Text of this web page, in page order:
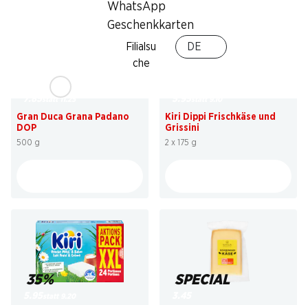
WhatsApp
Geschenkkarten
Filialsu
che
DE
30%
statt 11.25
Gran Duca Grana Padano
DOP
500 g
Kiri Dippi Frischkäse und
Grissini
2 x 175 g
35% SPECIAL